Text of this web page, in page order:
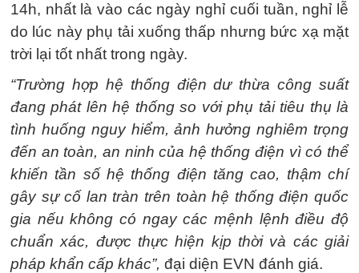
14h, nhất là vào các ngày nghỉ cuối tuần, nghỉ lễ
do lúc này phụ tải xuống thấp nhưng bức xạ mặt
trời lại tốt nhất trong ngày.
“Trường hợp hệ thống điện dư thừa công suất
đang phát lên hệ thống so với phụ tải tiêu thụ là
tình huống nguy hiểm, ảnh hưởng nghiêm trọng
đến an toàn, an ninh của hệ thống điện vì có thể
khiến tần số hệ thống điện tăng cao, thậm chí
gây sự cố lan tràn trên toàn hệ thống điện quốc
gia nếu không có ngay các mệnh lệnh điều độ
chuẩn xác, được thực hiện kịp thời và các giải
pháp khẩn cấp khác”, đại diện EVN đánh giá.